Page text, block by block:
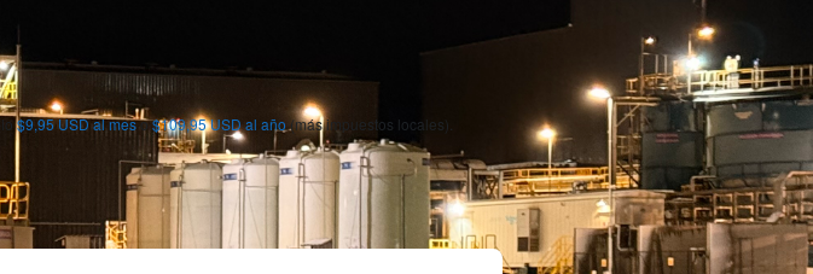
$9,95 USD al meso$109,95 USD al año (más impuestos locales).